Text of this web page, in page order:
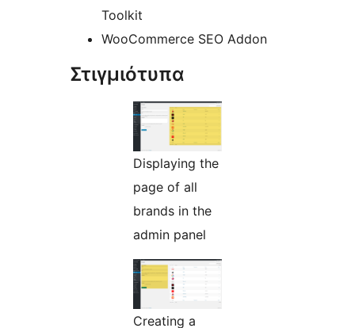
Toolkit
WooCommerce SEO Addon
Στιγμιότυπα
Displaying the
page of all
brands in the
admin panel
Creating a